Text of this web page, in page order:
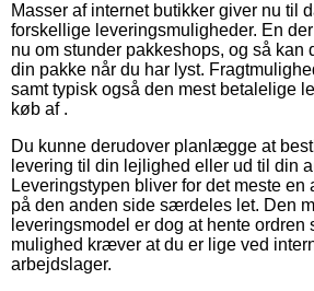
Masser af internet butikker giver nu til
forskellige leveringsmuligheder. En
nu om stunder pakkeshops, og så kan
din pakke når du har lyst.
samt typisk også den mest betalelige
køb af .
Du kunne derudover planlægge at
levering til din lejlighed eller ud til din
Leveringstypen bliver for det meste en
på den anden side særdeles let. Den
leveringsmodel er dog at hente ordren
mulighed kræver at du er lige ved
arbejdslager.